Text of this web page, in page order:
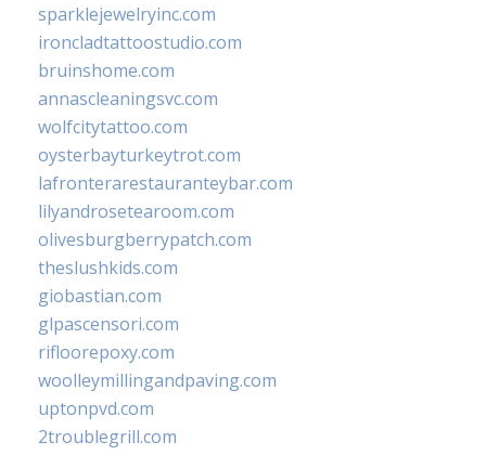
sparklejewelryinc.com
ironcladtattoostudio.com
bruinshome.com
annascleaningsvc.com
wolfcitytattoo.com
oysterbayturkeytrot.com
lafronterarestauranteybar.com
lilyandrosetearoom.com
olivesburgberrypatch.com
theslushkids.com
giobastian.com
glpascensori.com
rifloorepoxy.com
woolleymillingandpaving.com
uptonpvd.com
2troublegrill.com